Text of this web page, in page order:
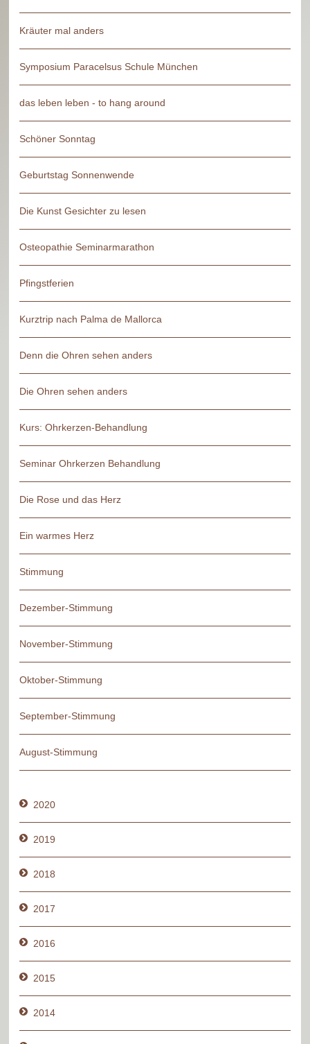
Kräuter mal anders
Symposium Paracelsus Schule München
das leben leben - to hang around
Schöner Sonntag
Geburtstag Sonnenwende
Die Kunst Gesichter zu lesen
Osteopathie Seminarmarathon
Pfingstferien
Kurztrip nach Palma de Mallorca
Denn die Ohren sehen anders
Die Ohren sehen anders
Kurs: Ohrkerzen-Behandlung
Seminar Ohrkerzen Behandlung
Die Rose und das Herz
Ein warmes Herz
Stimmung
Dezember-Stimmung
November-Stimmung
Oktober-Stimmung
September-Stimmung
August-Stimmung
2020
2019
2018
2017
2016
2015
2014